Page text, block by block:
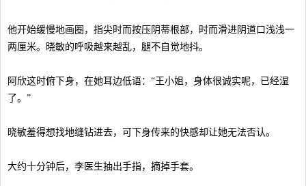
他开始缓慢地画圈，指尖时而按压阴蒂根部，时而滑进阴道口浅浅一
两厘米。晓敏的呼吸越来越乱，腿不自觉地抖。
阿欣这时俯下身，在她耳边低语：“王小姐，身体很诚实呢，已经湿
了。”
晓敏羞得想找地缝钻进去，可下身传来的快感却让她无法否认。
大约十分钟后，李医生抽出手指，摘掉手套。